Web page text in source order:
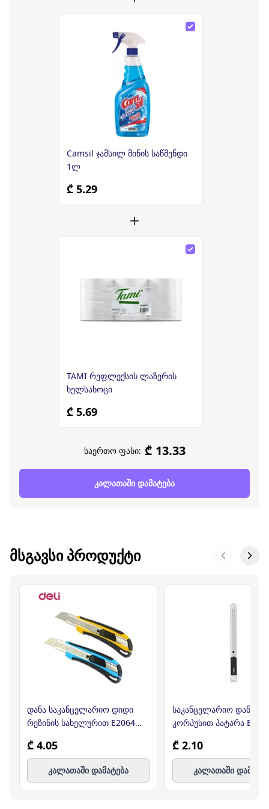
Camsil ჯამსილ მინის საწმენდი
1ლ
₾ 5.29
TAMI რეფლექსის ლაზერის
ხელსახოცი
₾ 5.69
საერთო ფასი: ₾ 13.33
კალათაში დამატება
ᲛᲡᲒᲐᲕᲡᲘ ᲞᲠᲝᲓᲣᲥᲢᲘ
დანა საკანცელარიო დიდი
რეზინის სახელურით E2064
₾ 4.05
კალათაში დამატება
საკანცელარიო დანა
კორპუსით პატარა
₾ 2.10
კალათაში